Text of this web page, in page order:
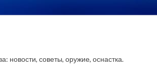
новости, советы, оружие, оснастка.